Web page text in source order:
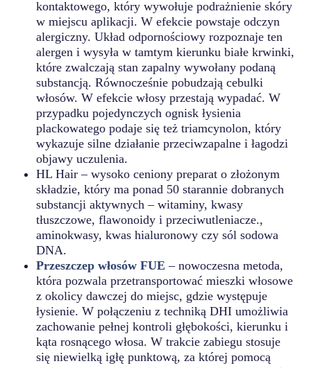
kontaktowego, który wywołuje podrażnienie skóry
w miejscu aplikacji. W efekcie powstaje odczyn
alergiczny. Układ odpornościowy rozpoznaje ten
alergen i wysyła w tamtym kierunku białe krwinki,
które zwalczają stan zapalny wywołany podaną
substancją. Równocześnie pobudzają cebulki
włosów. W efekcie włosy przestają wypadać. W
przypadku pojedynczych ognisk łysienia
plackowatego podaje się też triamcynolon, który
wykazuje silne działanie przeciwzapalne i łagodzi
objawy uczulenia.
HL Hair – wysoko ceniony preparat o złożonym
składzie, który ma ponad 50 starannie dobranych
substancji aktywnych – witaminy, kwasy
tłuszczowe, flawonoidy i przeciwutleniacze.,
aminokwasy, kwas hialuronowy czy sól sodowa
DNA.
Przeszczep włosów FUE – nowoczesna metoda,
która pozwala przetransportować mieszki włosowe
z okolicy dawczej do miejsc, gdzie występuje
łysienie. W połączeniu z techniką DHI umożliwia
zachowanie pełnej kontroli głębokości, kierunku i
kąta rosnącego włosa. W trakcie zabiegu stosuje
się niewielką igłę punktową, za której pomocą